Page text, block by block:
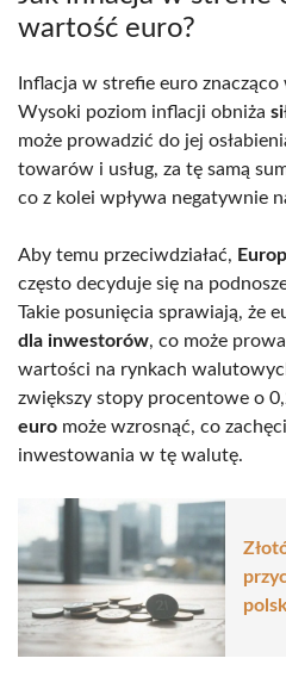
wartość euro?
Inflacja w strefie euro znacząco
Wysoki poziom inflacji obniża
może prowadzić do jej
towarów i usług, za tę samą
co z kolei wpływa negatywnie
Aby temu przeciwdziałać,
często decyduje się na
Takie posunięcia sprawiają, że
dla inwestorów, co może
wartości na rynkach
zwiększy stopy procentowe o
euro może wzrosnąć, co
inwestowania w tę walutę.